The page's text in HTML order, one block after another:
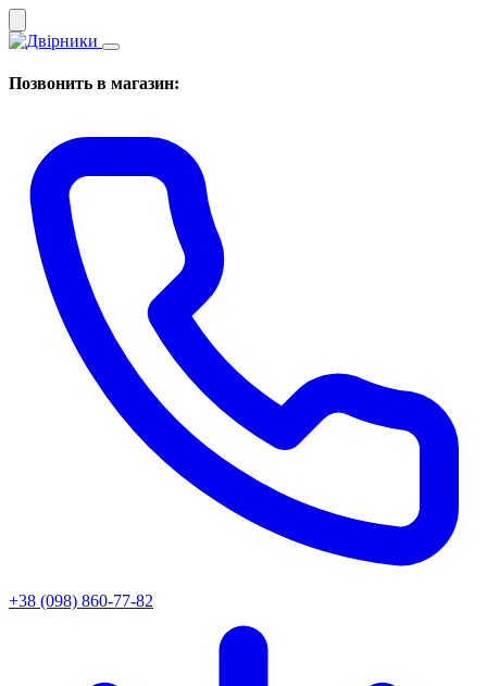
Позвонить в магазин:
+38 (098) 860-77-82